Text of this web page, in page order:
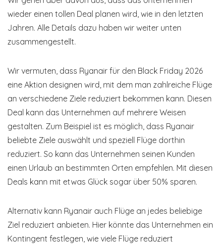
wieder einen tollen Deal planen wird, wie in den letzten
Jahren. Alle Details dazu haben wir weiter unten
zusammengestellt.
Wir vermuten, dass Ryanair für den Black Friday 2026
eine Aktion designen wird, mit dem man zahlreiche Flüge
an verschiedene Ziele reduziert bekommen kann. Diesen
Deal kann das Unternehmen auf mehrere Weisen
gestalten. Zum Beispiel ist es möglich, dass Ryanair
beliebte Ziele auswählt und speziell Flüge dorthin
reduziert. So kann das Unternehmen seinen Kunden
einen Urlaub an bestimmten Orten empfehlen. Mit diesen
Deals kann mit etwas Glück sogar über 50% sparen.
Alternativ kann Ryanair auch Flüge an jedes beliebige
Ziel reduziert anbieten. Hier könnte das Unternehmen ein
Kontingent festlegen, wie viele Flüge reduziert